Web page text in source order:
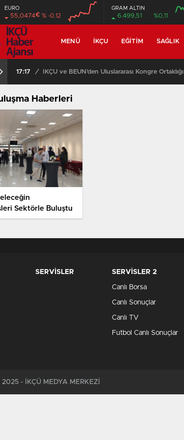
EURO
55,0474€ % -0.12
GRAM ALTIN
6.499,51 %0,11
MENÜ İKÇU EĞITIM SAĞLIK
17:17 / İKÇÜ ve BEUN’den Uluslararası Kongre Ortaklığı
Haberleri
Sektörle Buluştu
SERVİSLER SERVİSLER 2
Canlı Borsa
Canlı Sonuçlar
Canlı TV
Futbol Canlı Sonuçlar
- İKÇÜ MEDYA MERKEZİ